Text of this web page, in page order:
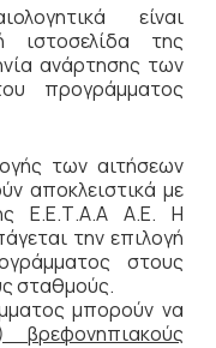
είναι
ιστοσελίδα της
ανάρτησης των
προγράμματος
των αιτήσεων
αποκλειστικά με
Ε.Ε.Τ.Α.Α Α.Ε. Η
την επιλογή
στους
σταθμούς.
μπορούν να